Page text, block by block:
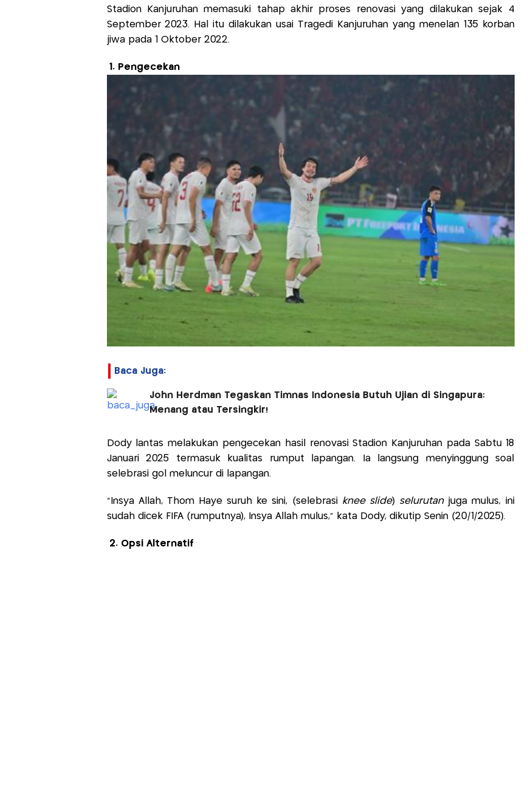
Stadion Kanjuruhan memasuki tahap akhir proses renovasi yang dilakukan sejak 4
September 2023. Hal itu dilakukan usai Tragedi Kanjuruhan yang menelan 135 korban
jiwa pada 1 Oktober 2022.
1. Pengecekan
Baca Juga:
John Herdman Tegaskan Timnas Indonesia Butuh Ujian di Singapura:
Menang atau Tersingkir!
Dody lantas melakukan pengecekan hasil renovasi Stadion Kanjuruhan pada Sabtu 18
Januari 2025 termasuk kualitas rumput lapangan. Ia langsung menyinggung soal
selebrasi gol meluncur di lapangan.
“Insya Allah, Thom Haye suruh ke sini, (selebrasi knee slide) selurutan juga mulus, ini
sudah dicek FIFA (rumputnya), Insya Allah mulus," kata Dody, dikutip Senin (20/1/2025).
2. Opsi Alternatif